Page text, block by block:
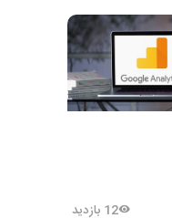
12 بازدید